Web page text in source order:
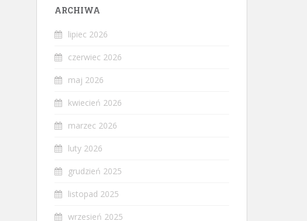
ARCHIWA
lipiec 2026
czerwiec 2026
maj 2026
kwiecień 2026
marzec 2026
luty 2026
grudzień 2025
listopad 2025
wrzesień 2025